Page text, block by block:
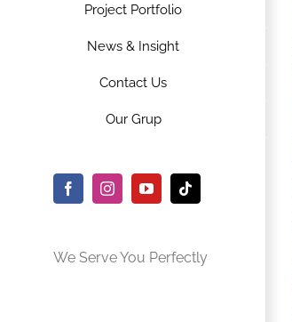
Project Portfolio
News & Insight
Contact Us
Our Grup
FacebookInstagramYouTubeTiktok
We Serve You Perfectly